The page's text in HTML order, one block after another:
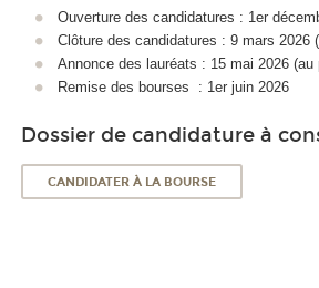
Ouverture des candidatures : 1er
Clôture des candidatures : 9 mars 2026
Annonce des lauréats : 15 mai 2026 (au
Remise des bourses : 1er juin 2026
Dossier de candidature à
CANDIDATER À LA BOURSE